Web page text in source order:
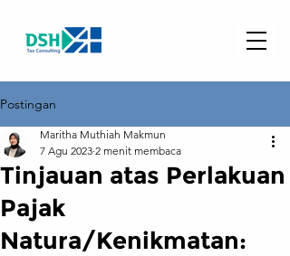
Postingan
Tinjauan atas Perlakuan
Pajak
Natura/Kenikmatan:
Maritha Muthiah Makmun
7 Agu 2023 2 menit membaca